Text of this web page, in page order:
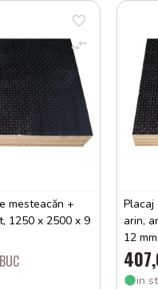
mesteacăn +
1250 x 2500 x 9
Placaj
arin,
12 mm
in